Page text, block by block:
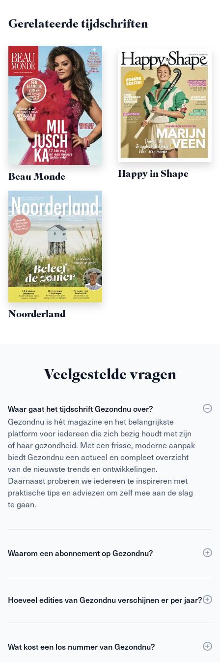
Gerelateerde tijdschriften
Beau Monde Happy in Shape
Noorderland
Veelgestelde vragen
Waar gaat het tijdschrift Gezondnu over?
Gezondnu is hét magazine en het belangrijkste
platform voor iedereen die zich bezig houdt met zijn
of haar gezondheid. Met een frisse, moderne aanpak
biedt Gezondnu een actueel en compleet overzicht
van de nieuwste trends en ontwikkelingen.
Daarnaast proberen we iedereen te inspireren met
praktische tips en adviezen om zelf mee aan de slag
te gaan.
Waarom een abonnement op Gezondnu?
Eenabonnementop Gezondnu is de slimste keuze
opzichte van losse verkoop én toegang tot de digitale
geïnformeerd en geïnspireerd om het beste uit jezelf
Hoeveel edities van Gezondnu verschijnen er per jaar?
Gezondnu verschijnt 6 keer per jaar.
Wat kost een los nummer van Gezondnu?